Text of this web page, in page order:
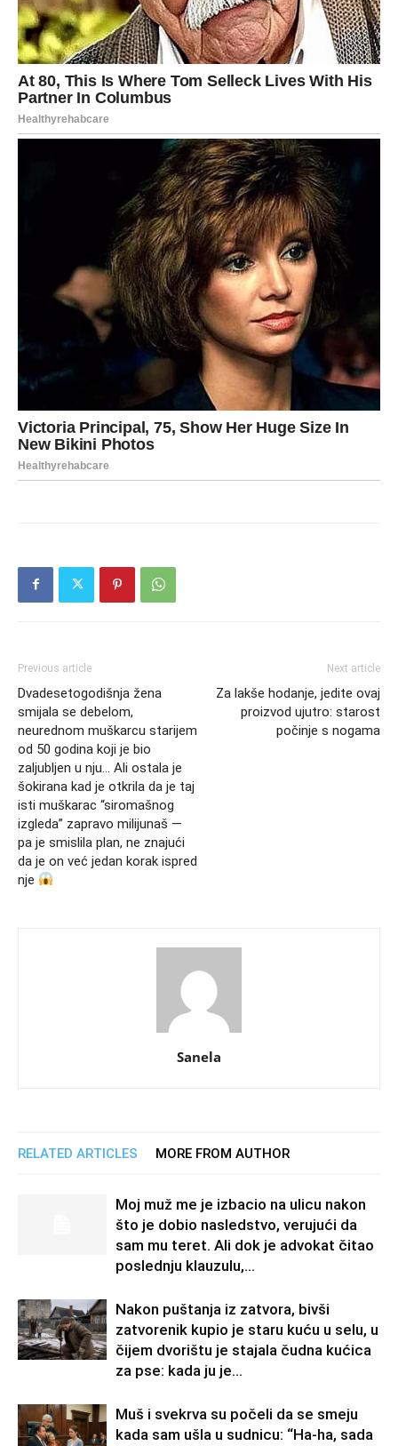
Previous article
Dvadesetogodišnja žena
smijala se debelom,
neurednom muškarcu starijem
od 50 godina koji je bio
zaljubljen u nju… Ali ostala je
šokirana kad je otkrila da je taj
isti muškarac “siromašnog
izgleda” zapravo milijunaš —
pa je smislila plan, ne znajući
da je on već jedan korak ispred
nje
Next article
Za lakše hodanje, jedite ovaj
proizvod ujutro: starost
počinje s nogama
Sanela
RELATED ARTICLES MORE FROM AUTHOR
Moj muž me je izbacio na ulicu nakon
što je dobio nasledstvo, verujući da
sam mu teret. Ali dok je advokat čitao
poslednju klauzulu,...
Nakon puštanja iz zatvora, bivši
zatvorenik kupio je staru kuću u selu, u
čijem dvorištu je stajala čudna kućica
za pse: kada ju je...
Muš i svekrva su počeli da se smeju
kada sam ušla u sudnicu: “Ha-ha, sada